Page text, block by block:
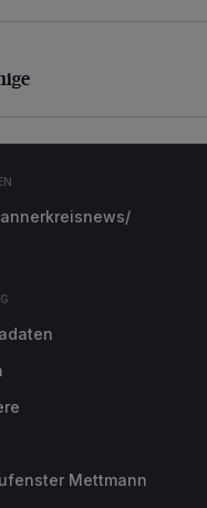
Mettmann